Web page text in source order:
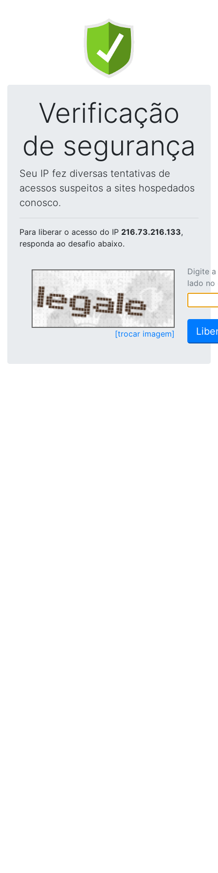
Verificação
de segurança
Seu IP fez diversas tentativas de
acessos suspeitos a sites hospedados
conosco.
Para liberar o acesso do IP 216.73.216.133,
responda ao desafio abaixo.
[trocar imagem]
Digite
lado no